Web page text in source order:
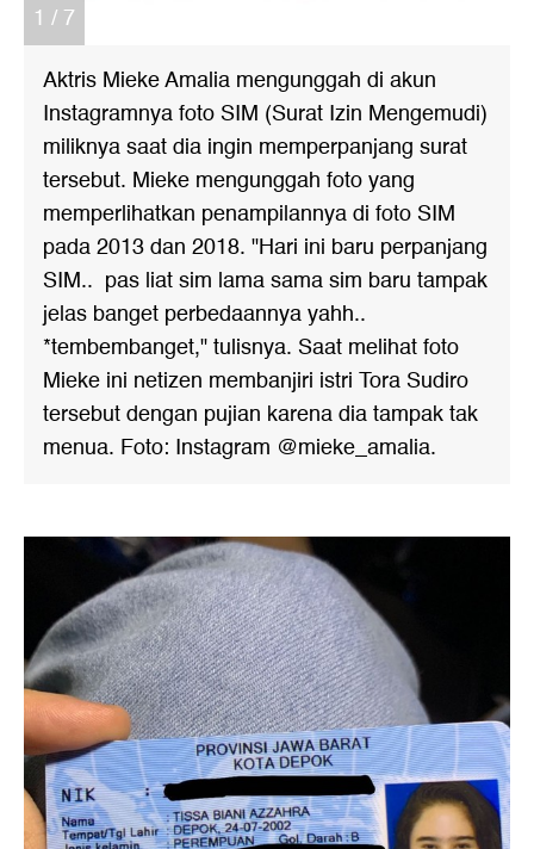
1 / 7
Aktris Mieke Amalia mengunggah di akun
Instagramnya foto SIM (Surat Izin Mengemudi)
miliknya saat dia ingin memperpanjang surat
tersebut. Mieke mengunggah foto yang
memperlihatkan penampilannya di foto SIM
pada 2013 dan 2018. "Hari ini baru perpanjang
SIM.. pas liat sim lama sama sim baru tampak
jelas banget perbedaannya yahh..
*tembembanget," tulisnya. Saat melihat foto
Mieke ini netizen membanjiri istri Tora Sudiro
tersebut dengan pujian karena dia tampak tak
menua. Foto: Instagram @mieke_amalia.